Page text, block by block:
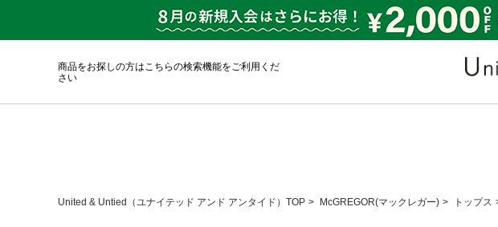
商品をお探しの方はこちらの検索機能をご利用くだ
さい
United & Untied（ユナイテッド アンド アンタイド）TOP McGREGOR(マックレガー) トップス